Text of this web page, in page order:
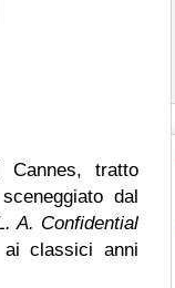
Cannes, tratto
dal
A. Confidential
classici anni